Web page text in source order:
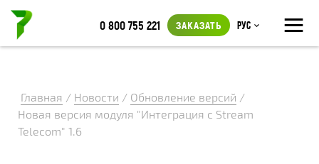
≡
0 800 755 221 ЗАКАЗАТЬ Рус
Главная / Новости / Обновление версий /
Новая версия модуля "Интеграция с Stream
Telecom" 1.6